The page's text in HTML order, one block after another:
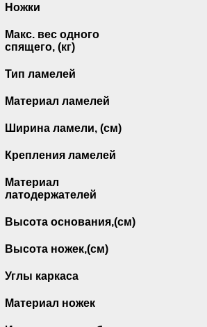
Ножки
Макс. вес одного
спящего, (кг)
Тип ламелей
Материал ламелей
Ширина ламели, (см)
Крепления ламелей
Материал
латодержателей
Высота основания,(см)
Высота ножек,(см)
Углы каркаса
Материал ножек